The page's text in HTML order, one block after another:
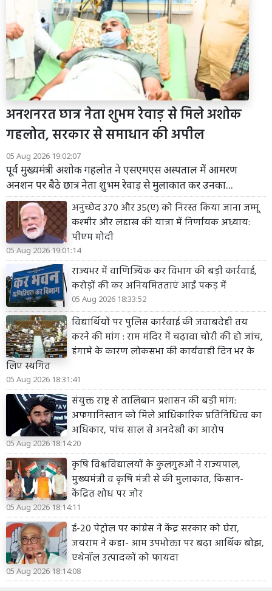
अनशनरत छात्र नेता शुभम रेवाड़ से मिले अशोक
गहलोत, सरकार से समाधान की अपील
05 Aug 2026 19:02:07
पूर्व मुख्यमंत्री अशोक गहलोत ने एसएमएस अस्पताल में आमरण
अनशन पर बैठे छात्र नेता शुभम रेवाड़ से मुलाकात कर उनका...
अनुच्छेद 370 और 35(ए) को निरस्त किया जाना जम्मू
कश्मीर और लद्दाख की यात्रा में निर्णायक अध्याय:
पीएम मोदी
05 Aug 2026 19:01:14
राज्यभर में वाणिज्यिक कर विभाग की बड़ी कार्रवाई,
करोड़ों की कर अनियमितताएं आईं पकड़ में
05 Aug 2026 18:33:52
विद्यार्थियों पर पुलिस कार्रवाई की जवाबदेही तय
करने की मांग : राम मंदिर में चढ़ावा चोरी की हो जांच,
हंगामे के कारण लोकसभा की कार्यवाही दिन भर के
लिए स्थगित
05 Aug 2026 18:31:41
संयुक्त राष्ट्र से तालिबान प्रशासन की बड़ी मांग:
अफगानिस्तान को मिले आधिकारिक प्रतिनिधित्व का
अधिकार, पांच साल से अनदेखी का आरोप
05 Aug 2026 18:14:20
कृषि विश्वविद्यालयों के कुलगुरुओं ने राज्यपाल,
मुख्यमंत्री व कृषि मंत्री से की मुलाकात, किसान-
केंद्रित शोध पर जोर
05 Aug 2026 18:14:11
ई-20 पेट्रोल पर कांग्रेस ने केंद्र सरकार को घेरा,
जयराम ने कहा- आम उपभोक्ता पर बढ़ा आर्थिक बोझ,
एथेनॉल उत्पादकों को फायदा
05 Aug 2026 18:14:08